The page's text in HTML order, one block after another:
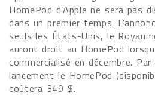
HomePod d’Apple ne sera pas
dans un premier temps.
seuls les États-Unis, le
auront droit au HomePod
commercialisé en décembre.
lancement le HomePod
coûtera 349 $.